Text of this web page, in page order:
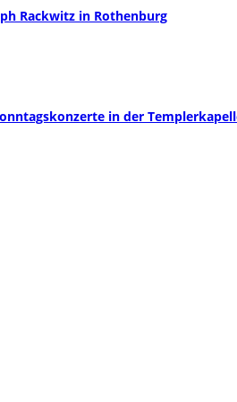
Rackwitz in Rothenburg
in der